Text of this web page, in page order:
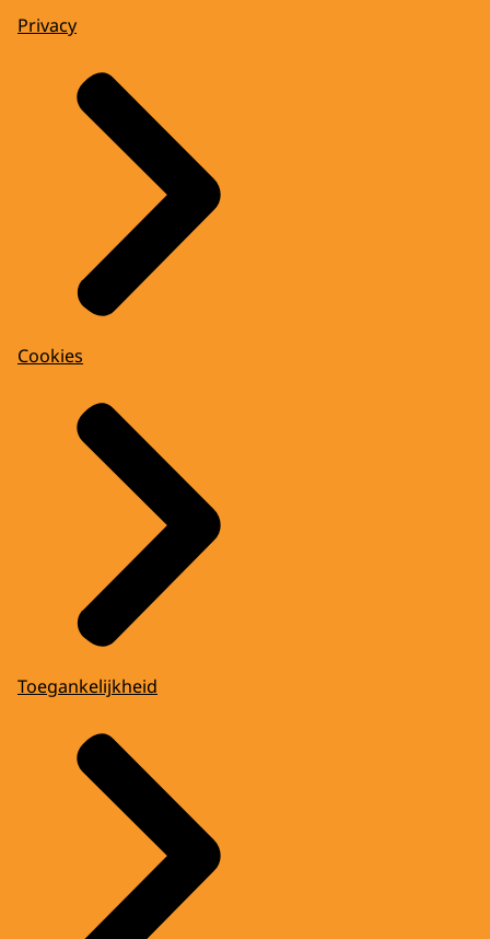
Privacy
Cookies
Toegankelijkheid